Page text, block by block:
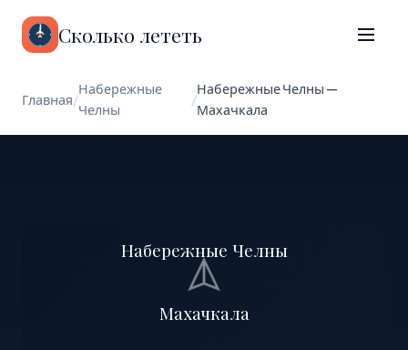
Сколько лететь
Главная/
Набережные
Челны
/
Набережные Челны —
Махачкала
Набережные Челны
Махачкала